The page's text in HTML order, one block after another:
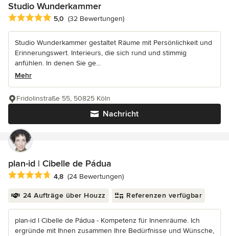
Studio Wunderkammer
Durchschnittliche Bewertung: 5 von 5 Sternen
5,0 (32 Bewertungen)
Studio Wunderkammer gestaltet Räume mit Persönlichkeit und
Erinnerungswert. Interieurs, die sich rund und stimmig
anfühlen. In denen Sie ge...
Mehr
Nachricht
Fridolinstraße 55, 50825 Köln
plan-id | Cibelle de Pádua
Durchschnittliche Bewertung: 4.8 von 5 Sternen
4,8 (24 Bewertungen)
24 Aufträge über Houzz Referenzen verfügbar
plan-id l Cibelle de Pádua - Kompetenz für Innenräume. Ich
ergründe mit Ihnen zusammen Ihre Bedürfnisse und Wünsche,